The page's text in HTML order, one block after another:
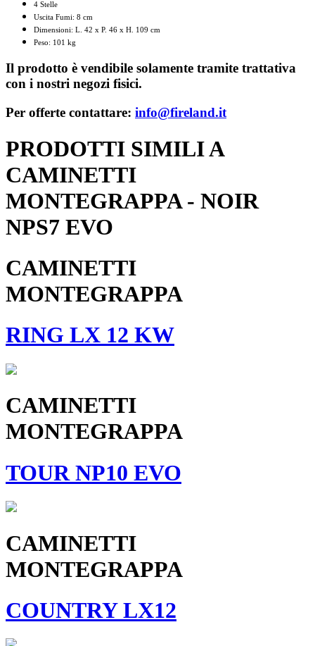
4 Stelle
Uscita Fumi: 8 cm
Dimensioni: L. 42 x P. 46 x H. 109 cm
Peso: 101 kg
Il prodotto è vendibile solamente tramite trattativa
con i nostri negozi fisici.
Per offerte contattare: info@fireland.it
PRODOTTI SIMILI A
CAMINETTI
MONTEGRAPPA - NOIR
NPS7 EVO
CAMINETTI
MONTEGRAPPA
RING LX 12 KW
CAMINETTI
MONTEGRAPPA
TOUR NP10 EVO
CAMINETTI
MONTEGRAPPA
COUNTRY LX12